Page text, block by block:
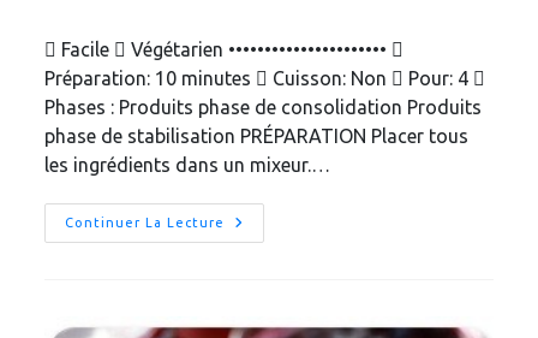
publication :
 Facile  Végétarien •••••••••••••••••••••• 
Préparation: 10 minutes  Cuisson: Non  Pour: 4 
Phases : Produits phase de consolidation Produits
phase de stabilisation PRÉPARATION Placer tous
les ingrédients dans un mixeur.…
Continuer La Lecture
Smoothie
Aux
De